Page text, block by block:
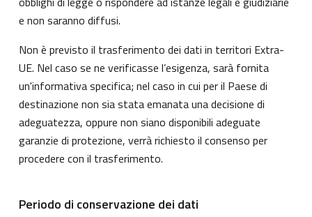
e non saranno diffusi.
Non è previsto il trasferimento dei dati in territori Extra-
UE. Nel caso se ne verificasse l’esigenza, sarà fornita
un'informativa specifica; nel caso in cui per il Paese di
destinazione non sia stata emanata una decisione di
adeguatezza, oppure non siano disponibili adeguate
garanzie di protezione, verrà richiesto il consenso per
procedere con il trasferimento.
Periodo di conservazione dei dati